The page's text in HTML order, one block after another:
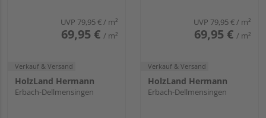
UVP 79,95 €/ m²
69,95 € / m²
Verkauf & Versand
HolzLand Hermann
Erbach-Dellmensingen
UVP 79,95 €/ m²
69,95 € / m²
Verkauf & Versand
HolzLand Hermann
Erbach-Dellmensingen